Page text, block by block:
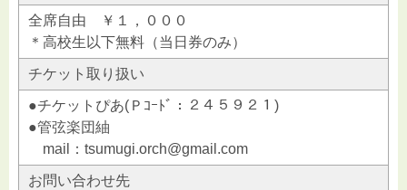
全席自由 ￥１，０００
＊高校生以下無料（当日券のみ）
チケット取り扱い
●チケットぴあ(Ｐｺｰﾄﾞ：２４５９２１)
●管弦楽団紬
mail：tsumugi.orch@gmail.com
お問い合わせ先